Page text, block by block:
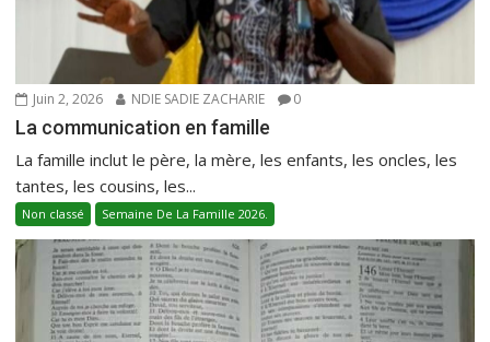
Juin 2, 2026 NDIE SADIE ZACHARIE 0
La communication en famille
La famille inclut le père, la mère, les enfants, les oncles, les
tantes, les cousins, les...
Non classé Semaine De La Famille 2026.